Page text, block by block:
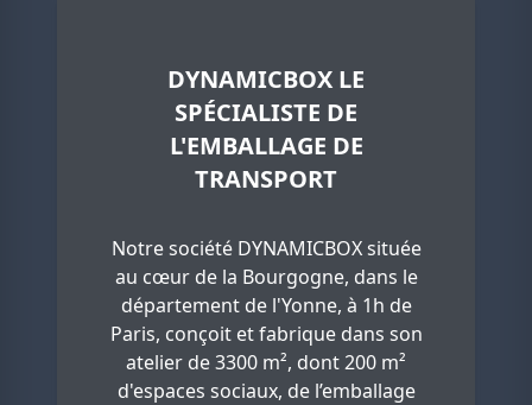
DYNAMICBOX LE
SPÉCIALISTE DE
L'EMBALLAGE DE
TRANSPORT
Notre société DYNAMICBOX située
au cœur de la Bourgogne, dans le
département de l'Yonne, à 1h de
Paris, conçoit et fabrique dans son
atelier de 3300 m², dont 200 m²
d'espaces sociaux, de l’emballage